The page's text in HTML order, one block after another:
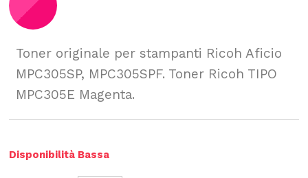
Toner originale per stampanti Ricoh Aficio
MPC305SP, MPC305SPF. Toner Ricoh TIPO
MPC305E Magenta.
Disponibilità Bassa